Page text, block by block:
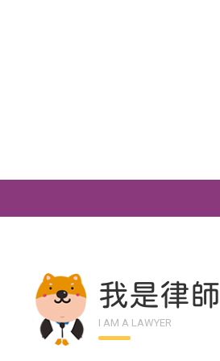
我是律師
I AM A LAWYER